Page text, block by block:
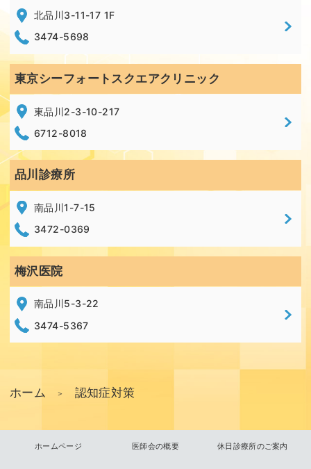
北品川3-11-17 1F
3474-5698
東京シーフォートスクエアクリニック
東品川2-3-10-217
6712-8018
品川診療所
南品川1-7-15
3472-0369
梅沢医院
南品川5-3-22
3474-5367
ホーム ＞ 認知症対策
ホームページ 医師会の概要 休日診療所のご案内